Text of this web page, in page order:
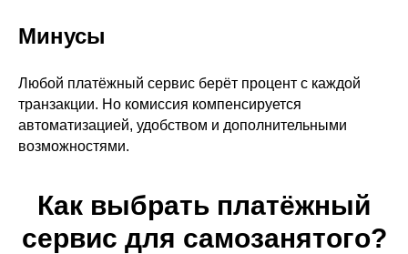
Минусы
Любой платёжный сервис берёт процент с каждой
транзакции. Но комиссия компенсируется
автоматизацией, удобством и дополнительными
возможностями.
Как выбрать платёжный
сервис для самозанятого?